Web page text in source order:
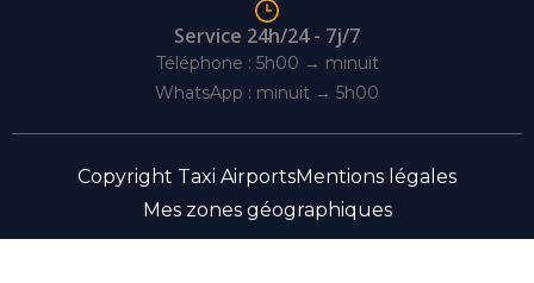
Service 24h/24 - 7j/7
Téléphone : 5h00 → minuit
WhatsApp : minuit → 5h00
Copyright Taxi AirportsMentions légales
Mes zones géographiques